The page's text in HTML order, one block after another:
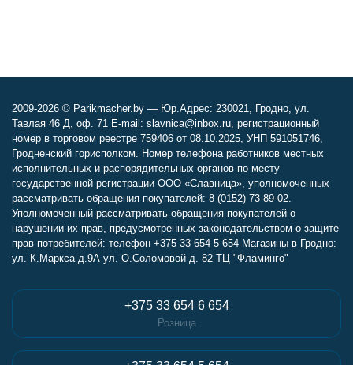
2009-2026 © Parikmacher.by — Юр.Адрес: 230021, Гродно, ул.
Тавлая 46 Д, оф. 71 E-mail: slavnica@inbox.ru, регистрационный
номер в торговом реестре 759406 от 08.10.2025, УНП 591051746,
Гродненский горисполком. Номер телефона работников местных
исполнительных и распорядительных органов по месту
государственной регистрации ООО «Славница», уполномоченных
рассматривать обращения покупателей: 8 (0152) 73-89-02.
Уполномоченный рассматривать обращения покупателей о
нарушении их прав, предусмотренных законодательством о защите
прав потребителей: телефон +375 33 654 5 654 Магазины в Гродно:
ул. К.Маркса д.9А ул. О.Соломовой д. 82 ТЦ "Фламинго"
+375 33 654 6 654
Розница